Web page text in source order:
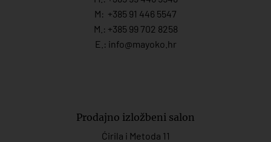
M: +385 91 446 5547
M.: +385 99 702 8258
E.: info@mayoko. hr
Prodajno izložbeni salon
Ćirila i Metoda 11